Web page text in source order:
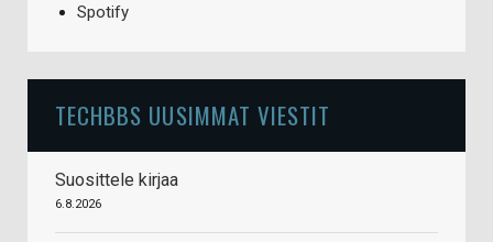
Spotify
TECHBBS UUSIMMAT VIESTIT
Suosittele kirjaa
6.8.2026